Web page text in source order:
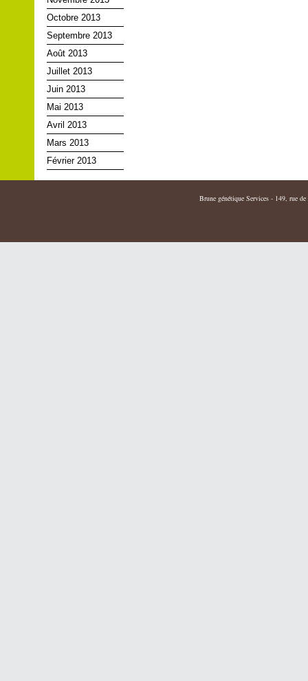
Octobre 2013
Septembre 2013
Août 2013
Juillet 2013
Juin 2013
Mai 2013
Avril 2013
Mars 2013
Février 2013
Brune génétique Services - 149, rue